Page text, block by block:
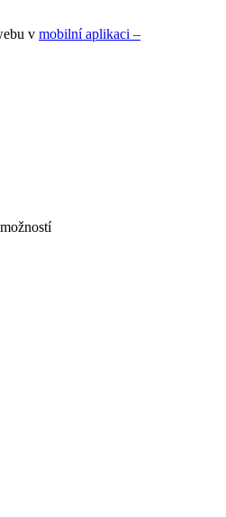
v mobilní aplikaci –